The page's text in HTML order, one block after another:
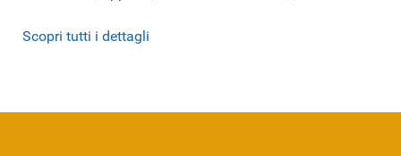
Scopri tutti i dettagli